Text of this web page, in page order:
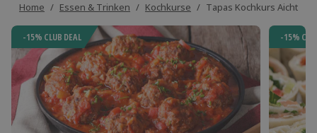
Home / Essen & Trinken / Kochkurse / Tapas Kochkurs Aichtal
-15% CLUB DEAL -15%